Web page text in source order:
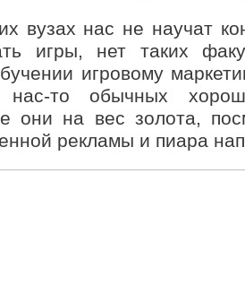
вузах нас не научат
игры, нет таких
игровому
то обычных
они на вес золота,
рекламы и пиара